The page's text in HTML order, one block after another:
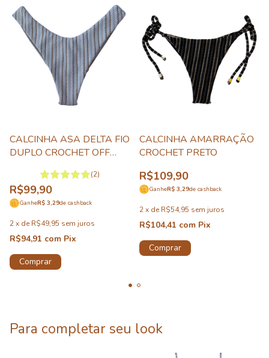
CALCINHA ASA DELTA FIO
DUPLO CROCHET OFF
(2)
R$99,90
GanheR$ 3,29de cashback
2x de R$49,95 sem juros
R$94,91 com Pix
Comprar
CALCINHA AMARRAÇÃO
CROCHET PRETO
R$109,90
GanheR$ 3,29de cashback
2x de R$54,95 sem juros
R$104,41 com Pix
Comprar
Para completar seu look